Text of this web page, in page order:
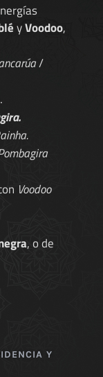
yVoodoo,
/
Voodoo
, o de
Y